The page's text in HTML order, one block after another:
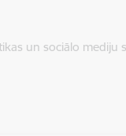
un sociālo mediju